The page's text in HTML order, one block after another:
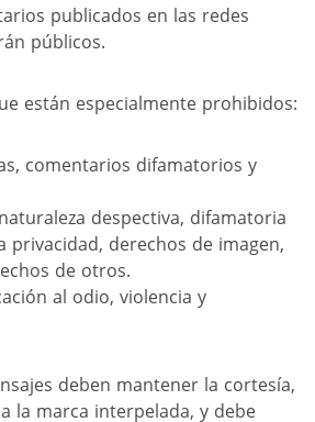
publicados en las redes
públicos.
están especialmente prohibidos:
comentarios difamatorios y
despectiva, difamatoria
privacidad, derechos de imagen,
de otros.
al odio, violencia y
deben mantener la cortesía,
la marca interpelada, y debe